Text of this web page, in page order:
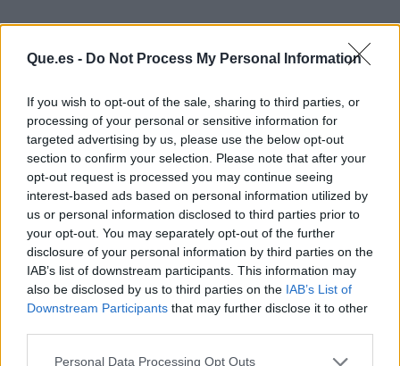
Que.es - Do Not Process My Personal Information
If you wish to opt-out of the sale, sharing to third parties, or
processing of your personal or sensitive information for
targeted advertising by us, please use the below opt-out
section to confirm your selection. Please note that after your
opt-out request is processed you may continue seeing
interest-based ads based on personal information utilized by
us or personal information disclosed to third parties prior to
your opt-out. You may separately opt-out of the further
disclosure of your personal information by third parties on the
IAB’s list of downstream participants. This information may
also be disclosed by us to third parties on the IAB’s List of
Downstream Participants that may further disclose it to other
Personal Data Processing Opt Outs
Publicidad